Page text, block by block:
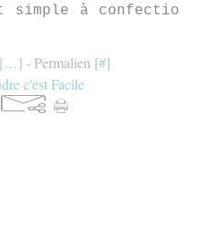
simple à confectio
…] - Permalien [#]
c'est Facile